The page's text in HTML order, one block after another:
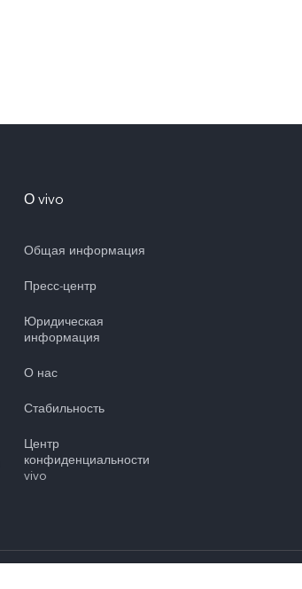
О vivo
Общая информация
Пресс-центр
Юридическая
информация
О нас
Стабильность
Центр
конфиденциальности
vivo